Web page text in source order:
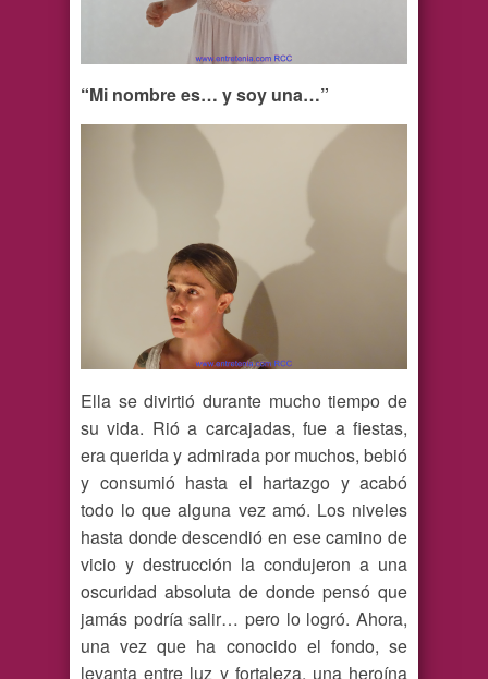
“Mi nombre es… y soy una…”
Ella se divirtió durante mucho tiempo de
su vida. Rió a carcajadas, fue a fiestas,
era querida y admirada por muchos, bebió
y consumió hasta el hartazgo y acabó
todo lo que alguna vez amó. Los niveles
hasta donde descendió en ese camino de
vicio y destrucción la condujeron a una
oscuridad absoluta de donde pensó que
jamás podría salir… pero lo logró. Ahora,
una vez que ha conocido el fondo, se
levanta entre luz y fortaleza, una heroína